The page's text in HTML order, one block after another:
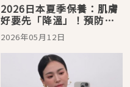
2026日本夏季保養：肌膚
好要先「降溫」！預防熱
發炎的冰感法寶，從SEA
BREEZE、高絲到RMK全
清單
2026年05月12日